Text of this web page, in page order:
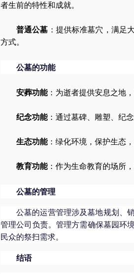
者生前的特性和成就。
普通公墓 ：提供标准墓穴，满足
方式。
公墓的功能
安葬功能：为逝者提供安息之地
纪念功能：通过墓碑、雕塑、纪
生态功能：绿化环境，保护生态
教育功能：作为生命教育的场所
公墓的管理
公墓的运营管理涉及墓地规划、
管理公司负责。管理方需确保墓园环
民众的祭扫需求。
结语